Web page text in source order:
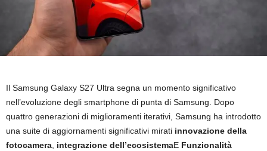
Il Samsung Galaxy S27 Ultra segna un momento significativo
nell’evoluzione degli smartphone di punta di Samsung. Dopo
quattro generazioni di miglioramenti iterativi, Samsung ha introdotto
una suite di aggiornamenti significativi mirati innovazione della
fotocamera integrazione dell’ecosistemaE Funzionalità